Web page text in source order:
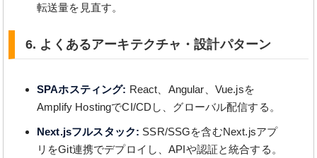
転送量を見直す。
6. よくあるアーキテクチャ・設計パターン
SPAホスティング: React、Angular、Vue.jsを
Amplify HostingでCI/CDし、グローバル配信する。
Next.jsフルスタック: SSR/SSGを含むNext.jsアプ
リをGit連携でデプロイし、APIや認証と統合する。